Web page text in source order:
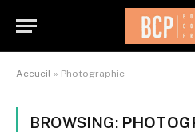
Accueil » Photographie
BROWSING: